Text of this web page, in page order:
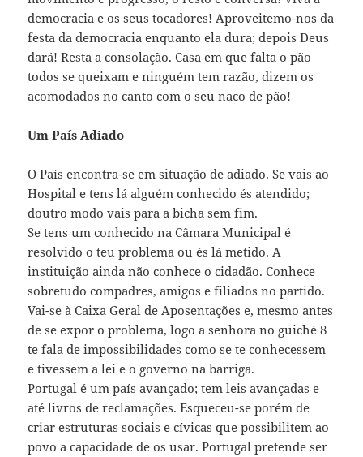
democracia e os seus tocadores! Aproveitemo-nos da
festa da democracia enquanto ela dura; depois Deus
dará! Resta a consolação. Casa em que falta o pão
todos se queixam e ninguém tem razão, dizem os
acomodados no canto com o seu naco de pão!
Um País Adiado
O País encontra-se em situação de adiado. Se vais ao
Hospital e tens lá alguém conhecido és atendido;
doutro modo vais para a bicha sem fim.
Se tens um conhecido na Câmara Municipal é
resolvido o teu problema ou és lá metido. A
instituição ainda não conhece o cidadão. Conhece
sobretudo compadres, amigos e filiados no partido.
Vai-se à Caixa Geral de Aposentações e, mesmo antes
de se expor o problema, logo a senhora no guiché 8
te fala de impossibilidades como se te conhecessem
e tivessem a lei e o governo na barriga.
Portugal é um país avançado; tem leis avançadas e
até livros de reclamações. Esqueceu-se porém de
criar estruturas sociais e cívicas que possibilitem ao
povo a capacidade de os usar. Portugal pretende ser